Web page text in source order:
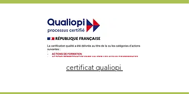
certificat qualiopi